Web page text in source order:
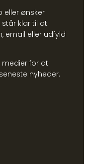
eller ønsker
klar til at
email eller udfyld
for at
nyheder.